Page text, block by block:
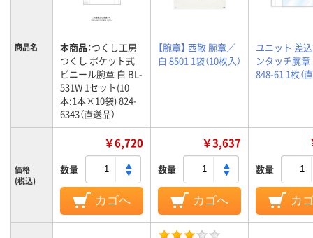
商品名 本商品：つくし工房
つくし ポケット式
ビニール腕章 白 BL-
531W 1セット(10
本:1本×10袋) 824-
6343（直送品）
【腕章】 西敬 腕章／
白 8501 1袋（10枚入）
ユニット 差
ンタッチ腕章
848-61 1枚（
価格
(税込)
￥6,720
数量
カゴへ
￥3,637
数量
カゴへ
数量
カ